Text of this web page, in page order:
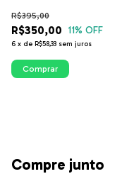
R$350,00
R$395,00
11% OFF
6 x de R$58,33 sem juros
Comprar
Compre junto